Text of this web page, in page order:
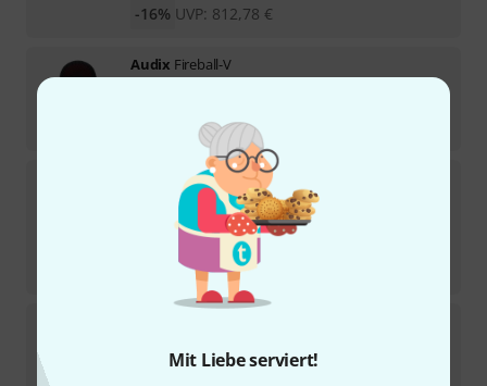
Mit Liebe serviert!
UVP: 812,78 €
-16%
Audix Fireball-V
ADX 20 i-p
51
Sofort lieferbar
UVP:283,94
Sofort lieferbar